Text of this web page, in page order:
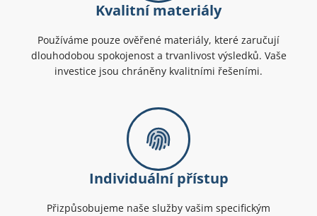
Kvalitní materiály
Používáme pouze ověřené materiály, které zaručují
dlouhodobou spokojenost a trvanlivost výsledků. Vaše
investice jsou chráněny kvalitními řešeními.
Individuální přístup
Přizpůsobujeme naše služby vašim specifickým